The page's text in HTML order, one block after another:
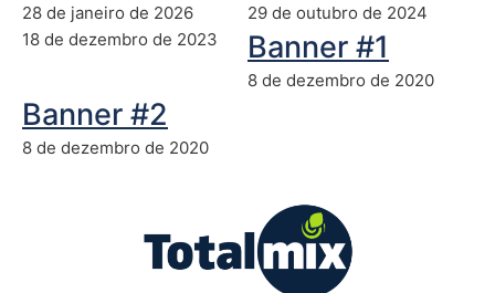
28 de janeiro de 2026
29 de outubro de 2024
18 de dezembro de 2023
Banner #1
8 de dezembro de 2020
Banner #2
8 de dezembro de 2020